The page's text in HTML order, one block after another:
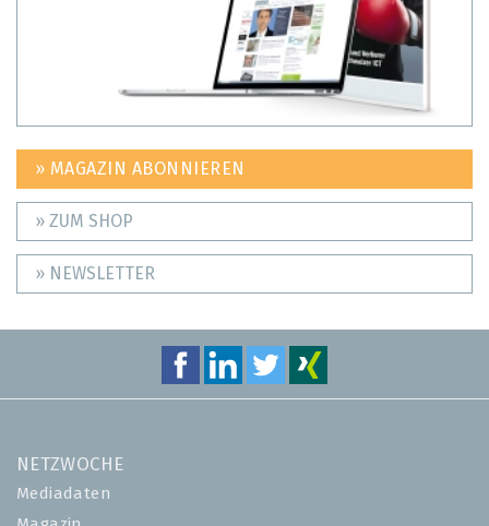
» MAGAZIN ABONNIEREN
» ZUM SHOP
» NEWSLETTER
NETZWOCHE
Mediadaten